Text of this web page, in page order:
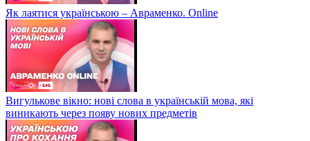
Як лаятися українською – Авраменко. Online
Вигулькове вікно: нові слова в українській мова, які
виникають через появу нових предметів